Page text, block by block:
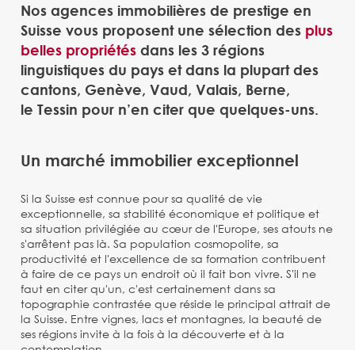
Nos agences immobilières de prestige en
Suisse vous proposent une sélection des plus
belles propriétés dans les 3 régions
linguistiques du pays et dans la plupart des
cantons, Genève, Vaud, Valais, Berne,
le Tessin pour n’en citer que quelques-uns.
Un marché immobilier exceptionnel
Si la Suisse est connue pour sa qualité de vie
exceptionnelle, sa stabilité économique et politique et
sa situation privilégiée au cœur de l'Europe, ses atouts ne
s'arrêtent pas là. Sa population cosmopolite, sa
productivité et l'excellence de sa formation contribuent
à faire de ce pays un endroit où il fait bon vivre. S'il ne
faut en citer qu'un, c'est certainement dans sa
topographie contrastée que réside le principal attrait de
la Suisse. Entre vignes, lacs et montagnes, la beauté de
ses régions invite à la fois à la découverte et à la